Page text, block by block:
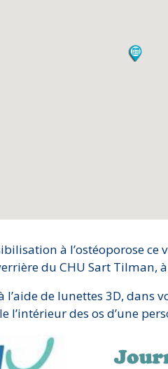
à l’ostéoporose
du CHU Sart Tilman, à
l’aide de lunettes 3D, dans
l’intérieur des os d’une